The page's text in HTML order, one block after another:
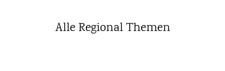
Alle Regional Themen